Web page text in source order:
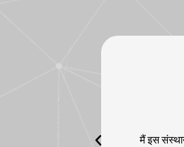
मैं इस